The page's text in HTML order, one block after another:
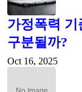
가정폭력 기
구분될까?
Oct 16, 2025